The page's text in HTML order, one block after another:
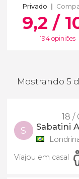
Privado
9,2 /
194 opiniões
Mostrando 5
18 /
S Sabatini
Viajou em casal